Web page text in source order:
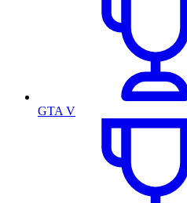
GTA V